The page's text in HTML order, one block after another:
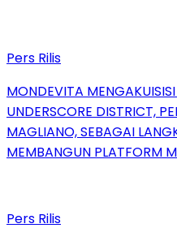
Pers Rilis
MONDEVITA
UNDERSCORE DISTRICT,
MAGLIANO, SEBAGAI
MEMBANGUN PLATFORM
Pers Rilis